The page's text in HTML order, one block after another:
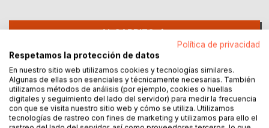
AL CARRITO
Añadir a lista de deseo
Haz una reseña
Política de privacidad
Respetamos la protección de datos
En nuestro sitio web utilizamos cookies y tecnologías similares.
Algunas de ellas son esenciales y técnicamente necesarias. También
utilizamos métodos de análisis (por ejemplo, cookies o huellas
digitales y seguimiento del lado del servidor) para medir la frecuencia
con que se visita nuestro sitio web y cómo se utiliza. Utilizamos
tecnologías de rastreo con fines de marketing y utilizamos para ello el